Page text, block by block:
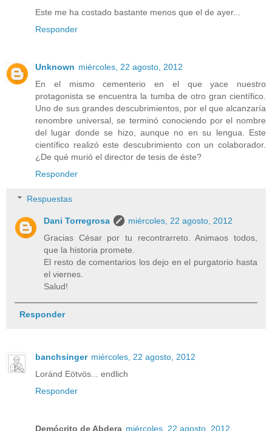
Este me ha costado bastante menos que el de ayer...
Responder
Unknown miércoles, 22 agosto, 2012
En el mismo cementerio en el que yace nuestro
protagonista se encuentra la tumba de otro gran científico.
Uno de sus grandes descubrimientos, por el que alcanzaría
renombre universal, se terminó conociendo por el nombre
del lugar donde se hizo, aunque no en su lengua. Este
científico realizó este descubrimiento con un colaborador.
¿De qué murió el director de tesis de éste?
Responder
Respuestas
Dani Torregrosa
miércoles, 22 agosto, 2012
Gracias César por tu recontrarreto. Animaos todos,
que la historia promete.
El resto de comentarios los dejo en el purgatorio hasta
el viernes.
Salud!
Responder
banchsinger miércoles, 22 agosto, 2012
Loránd Eötvös... endlich
Responder
Demócrito de Abdera miércoles, 22 agosto, 2012